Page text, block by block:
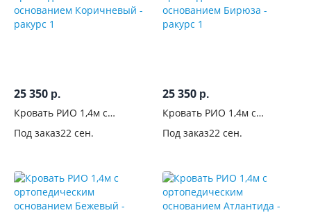
25 350 р.
Кровать РИО 1,4м с
основанием Коричневый
Под заказ22 сен.
25 350 р.
Кровать РИО 1,4м с
основанием Бирюза
Под заказ22 сен.